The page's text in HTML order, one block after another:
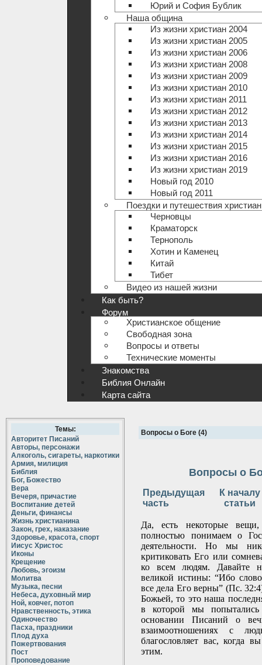
Юрий и София Бублик
Наша община
Из жизни христиан 2004
Из жизни христиан 2005
Из жизни христиан 2006
Из жизни христиан 2008
Из жизни христиан 2009
Из жизни христиан 2010
Из жизни христиан 2011
Из жизни христиан 2012
Из жизни христиан 2013
Из жизни христиан 2014
Из жизни христиан 2015
Из жизни христиан 2016
Из жизни христиан 2019
Новый год 2010
Новый год 2011
Поездки и путешествия христиан
Черновцы
Краматорск
Тернополь
Хотин и Каменец
Китай
Тибет
Видео из нашей жизни
Как быть?
Форум
Христианское общение
Свободная зона
Вопросы и ответы
Технические моменты
Знакомства
Библия Онлайн
Карта сайта
Темы:
Авторитет Писаний
Авторы, персонажи
Алкоголь, сигареты, наркотики
Армия, милиция
Библия
Бог, Божество
Вера
Вечеря, причастие
Воспитание детей
Деньги, финансы
Жизнь христианина
Закон, грех, наказание
Здоровье, красота, спорт
Иисус Христос
Иконы
Крещение
Любовь, эгоизм
Молитва
Музыка, песни
Небеса, духовный мир
Ной, ковчег, потоп
Нравственность, этика
Одиночество
Пасха, праздники
Плод духа
Пожертвования
Пост
Проповедование
Вопросы о Боге (4)
Вопросы о
Предыдущая
часть
К началу
статьи
Да, есть некоторые
полностью понимаем о
деятельности. Но мы
критиковать Его или
ко всем людям. Давайте
великой истины: “Ибо
все дела Его верны” (Пс.
Божьей, то это наша
в которой мы попытались
основании Писаний о
взаимоотношениях с
благословляет вас, когда
этим.